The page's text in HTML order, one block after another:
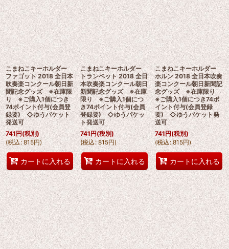
こまねこキーホルダー
ファゴット 2018 全日本
吹奏楽コンクール朝日新
聞記念グッズ ※在庫限
り ※ご購入1個につき
74ポイント付与(会員登
録要) ◇ゆうパケット
発送可
741円(税別)
(税込: 815円)
カートに入れる
こまねこキーホルダー
トランペット 2018 全日
本吹奏楽コンクール朝日
新聞記念グッズ ※在庫
限り ※ご購入1個につ
き74ポイント付与(会員
登録要) ◇ゆうパケッ
ト発送可
741円(税別)
(税込: 815円)
カートに入れる
こまねこキーホルダー
ホルン 2018 全日本吹奏
楽コンクール朝日新聞記
念グッズ ※在庫限り
※ご購入1個につき74ポ
イント付与(会員登録
要) ◇ゆうパケット発
送可
741円(税別)
(税込: 815円)
カートに入れる